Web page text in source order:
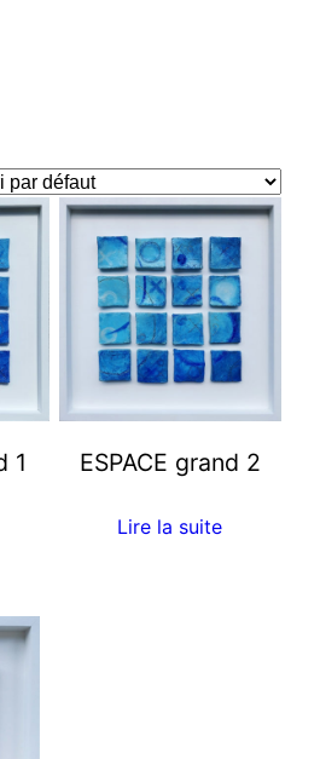
1 ESPACE grand 2
Lire la suite